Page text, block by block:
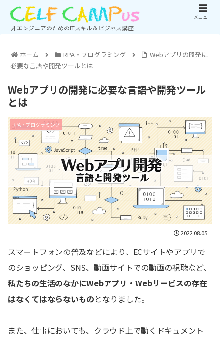
非エンジニアのためのITスキル＆ビジネス講座
ホーム RPA・プログラミング
Webアプリの開発に
必要な言語や開発ツールとは
Webアプリの開発に必要な言語や開発ツール
とは
RPA・プログラミング
2022.08.05
スマートフォンの普及などにより、ECサイトやアプリで
のショッピング、SNS、動画サイトでの動画の視聴など、
私たちの生活のなかにWebアプリ・Webサービスの存在
はなくてはならないものとなりました。
また、仕事においても、クラウド上で動くドキュメント
メニュー